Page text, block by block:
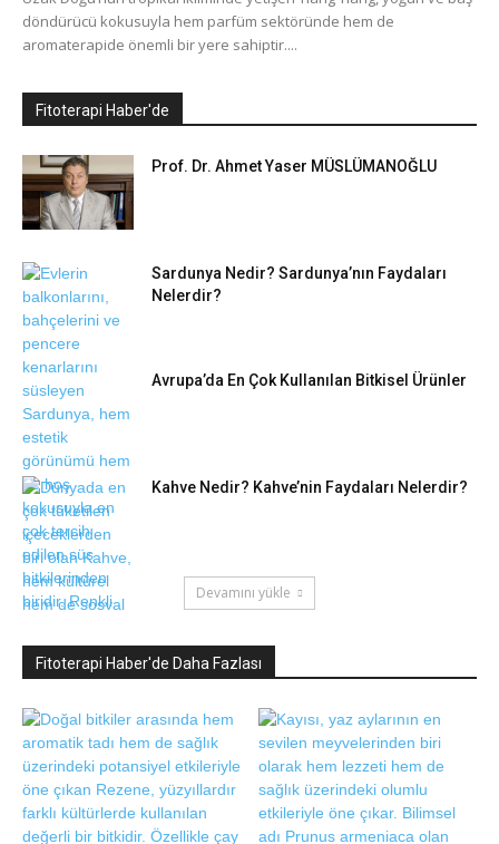
döndürücü kokusuyla hem parfüm sektöründe hem de
aromaterapide önemli bir yere sahiptir....
Fitoterapi Haber'de
Prof. Dr. Ahmet Yaser MÜSLÜMANOĞLU
Sardunya Nedir? Sardunya’nın Faydaları
Nelerdir?
Avrupa’da En Çok Kullanılan Bitkisel Ürünler
Kahve Nedir? Kahve’nin Faydaları Nelerdir?
Devamını yükle
Fitoterapi Haber'de Daha Fazlası